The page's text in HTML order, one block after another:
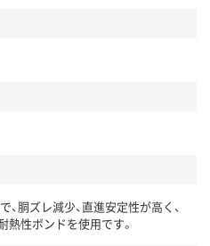
胴ズレ減少、直進安定性が高く、
性ボンドを使用です。